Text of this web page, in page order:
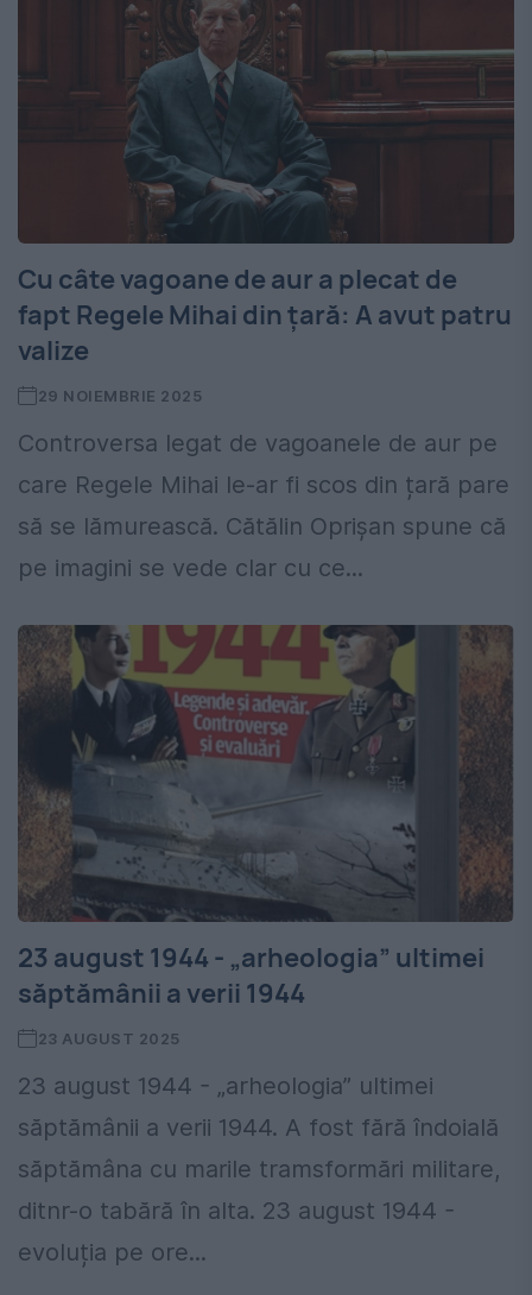
Cu câte vagoane de aur a plecat de
fapt Regele Mihai din țară: A avut patru
valize
29 NOIEMBRIE 2025
Controversa legat de vagoanele de aur pe
care Regele Mihai le-ar fi scos din țară pare
să se lămurească. Cătălin Oprișan spune că
pe imagini se vede clar cu ce...
23 august 1944 - „arheologia” ultimei
săptămânii a verii 1944
23 AUGUST 2025
23 august 1944 - „arheologia” ultimei
săptămânii a verii 1944. A fost fără îndoială
săptămâna cu marile tramsformări militare,
ditnr-o tabără în alta. 23 august 1944 -
evoluția pe ore...